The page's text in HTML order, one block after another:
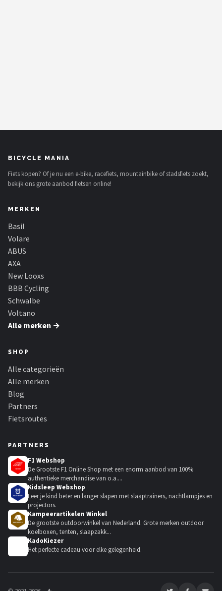
BICYCLE MANIA
Fiets kopen? Of je nu een e-bike, racefiets, mountainbike of stadsfiets zoekt,
bekijk ons grote aanbod fietsen online!
MERKEN
Basil
Volare
ABUS
AXA
New Looxs
BBB Cycling
Schwalbe
Voltano
Alle merken →
SHOP
Alle categorieën
Alle merken
Blog
Partners
Fietsroutes
PARTNERS
F1 Webshop
De Grootste F1 Online Shop met een enorm aanbod van 100%
authentieke merchandise van o.a....
Kidsleep Webshop
Leer je kind beter en langer slapen met slaaptrainers, nachtlampjes en
projectors.
Kampeerartikelen Winkel
De grootste outdoorwinkel van Nederland. Grote merken outdoor
koelboxen, tenten, slaapzakk...
KadoKiezer
Het perfecte cadeau voor elke gelegenheid.